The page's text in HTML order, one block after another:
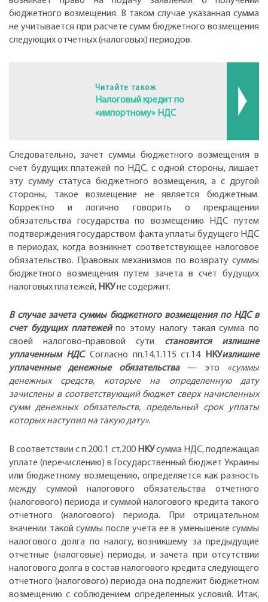
бюджетного возмещения. В таком случае указанная сумма
не учитывается при расчете сумм бюджетного возмещения
следующих отчетных (налоговых) периодов.
Читайте також
Налоговый кредит по
«импортному» НДС
Следовательно, зачет суммы бюджетного возмещения в
счет будущих платежей по НДС, с одной стороны, лишает
эту сумму статуса бюджетного возмещения, а с другой
стороны, такое возмещение не является бюджетным.
Корректно и логично говорить о прекращении
обязательства государства по возмещению НДС путем
подтверждения государством факта уплаты будущего НДС
в периодах, когда возникнет соответствующее налоговое
обязательство. Правовых механизмов по возврату суммы
бюджетного возмещения путем зачета в счет будущих
налоговых платежей, НКУне содержит.
В случае зачета суммы бюджетного возмещения по НДС в
счет будущих платежейпо этому налогу такая сумма по
своей налогово-правовой сути становится излишне
уплаченным НДС. Согласно пп.14.1.115 ст.14 НКУизлишне
уплаченные денежные обязательства— это «суммы
денежных средств, которые на определенную дату
зачислены в соответствующий бюджет сверх начисленных
сумм денежных обязательств, предельный срок уплаты
которых наступил на такую дату».
В соответствии с п.200.1 ст.200 НКУсумма НДС, подлежащая
уплате (перечислению) в Государственный бюджет Украины
или бюджетному возмещению, определяется как разность
между суммой налогового обязательства отчетного
(налогового) периода и суммой налогового кредита такого
отчетного (налогового) периода. При отрицательном
значении такой суммы после учета ее в уменьшение суммы
налогового долга по налогу, возникшему за предыдущие
отчетные (налоговые) периоды, и зачета при отсутствии
налогового долга в состав налогового кредита следующего
отчетного (налогового) периода она подлежит бюджетном
возмещению с соблюдением определенных условий. Итак,